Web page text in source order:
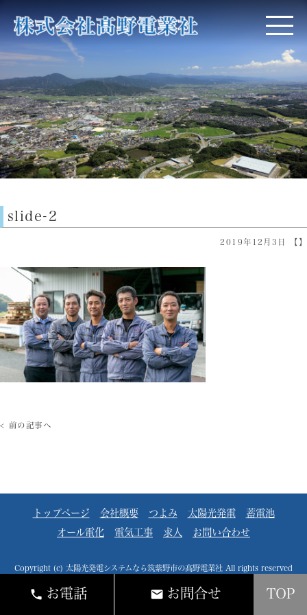
slide-2
2019年12月3日 【】
< 前の記事へ
お電話 お問合せ TOP
トップページ 会社概要 つよみ 太陽光発電
蓄電池
オール電化
電気工事 求人 お問い合わせ
Copyright (c) 太陽光発電システムなら筑紫野市の髙野電業社 All rights reserved